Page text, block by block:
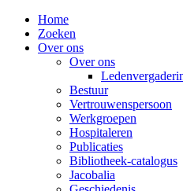
Home
Zoeken
Over ons
Over ons
Bestuur
Vertrouwenspersoon
Werkgroepen
Hospitaleren
Publicaties
Bibliotheek-catalogus
Jacobalia